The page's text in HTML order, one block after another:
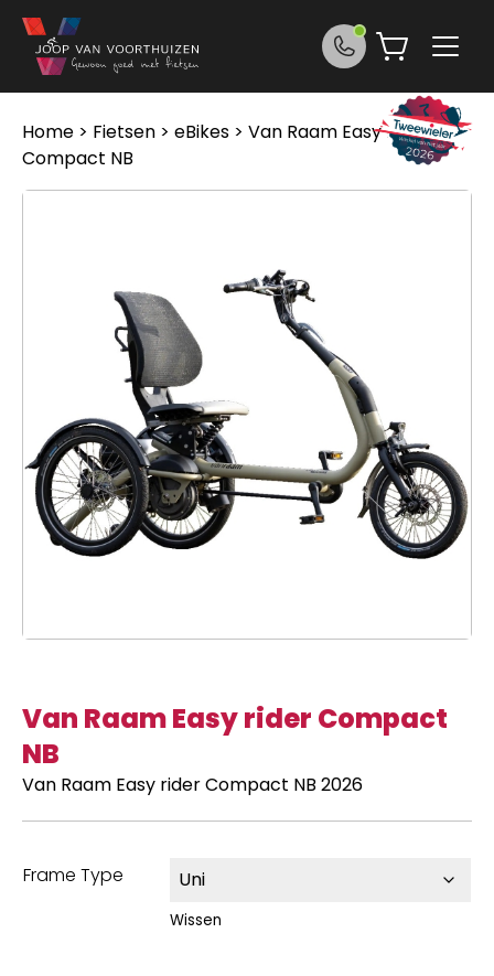
Ga naar de inhoud
Home > Fietsen > eBikes > Van Raam Easy rider
Compact NB
Van Raam Easy rider Compact
NB
Van Raam Easy rider Compact NB 2026
Frame Type
Wissen